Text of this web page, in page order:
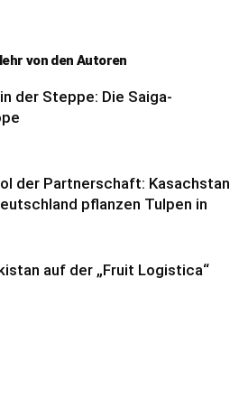
von den Autoren
der Steppe: Die Saiga-
der Partnerschaft: Kasachstan
pflanzen Tulpen in
auf der „Fruit Logistica“